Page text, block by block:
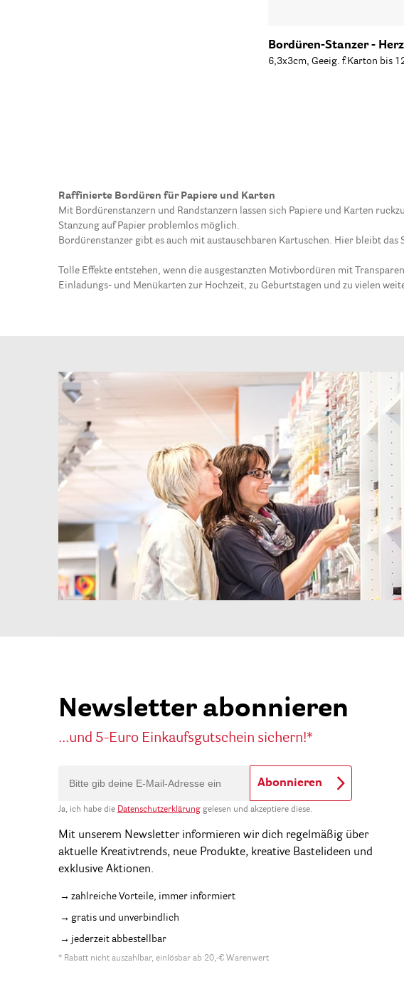
Bordüren-Stanzer - Herz
6,3x3cm, Geeig. f.Karton bis
Raffinierte Bordüren für Papiere und Karten
Mit Bordürenstanzern und Randstanzern lassen sich Papiere und Karten
Stanzung auf Papier problemlos möglich.
Bordürenstanzer gibt es auch mit austauschbaren Kartuschen. Hier bleibt
Tolle Effekte entstehen, wenn die ausgestanzten Motivbordüren mit
Einladungs- und Menükarten zur Hochzeit, zu Geburtstagen und zu vielen
Newsletter abonnieren
...und 5-Euro Einkaufsgutschein sichern!*
Abonnieren
Ja, ich habe die Datenschutzerklärung gelesen und akzeptiere diese.
Mit unserem Newsletter informieren wir dich regelmäßig über
aktuelle Kreativtrends, neue Produkte, kreative Bastelideen und
exklusive Aktionen.
zahlreiche Vorteile, immer informiert
gratis und unverbindlich
jederzeit abbestellbar
* Rabatt nicht auszahlbar, einlösbar ab 20,-€ Warenwert